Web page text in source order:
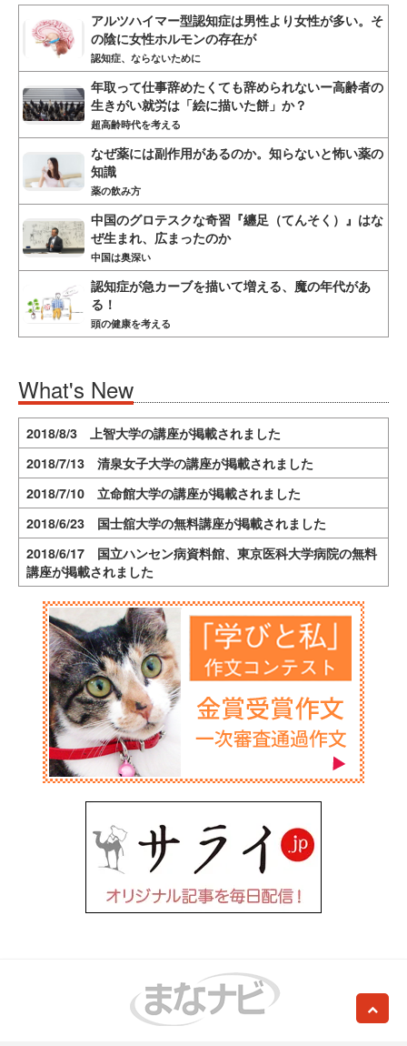
アルツハイマー型認知症は男性より女性が多い。そ
の陰に女性ホルモンの存在が
認知症、ならないために
年取って仕事辞めたくても辞められないー高齢者の
生きがい就労は「絵に描いた餅」か？
超高齢時代を考える
なぜ薬には副作用があるのか。知らないと怖い薬の
知識
薬の飲み方
中国のグロテスクな奇習『纏足（てんそく）』はな
ぜ生まれ、広まったのか
中国は奥深い
認知症が急カーブを描いて増える、魔の年代があ
る！
頭の健康を考える
What's New
2018/8/3 上智大学の講座が掲載されました
2018/7/13 清泉女子大学の講座が掲載されました
2018/7/10 立命館大学の講座が掲載されました
2018/6/23 国士舘大学の無料講座が掲載されました
2018/6/17 国立ハンセン病資料館、東京医科大学病院の無料
講座が掲載されました